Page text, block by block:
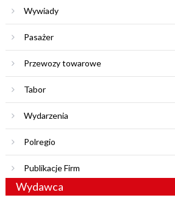
Wywiady
Pasażer
Przewozy towarowe
Tabor
Wydarzenia
Polregio
Publikacje Firm
Wydawca